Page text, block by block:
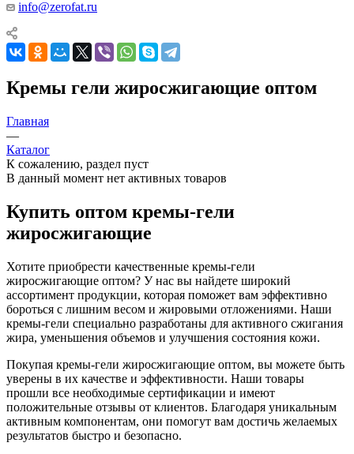
info@zerofat.ru
Кремы гели жиросжигающие оптом
Главная
—
Каталог
К сожалению, раздел пуст
В данный момент нет активных товаров
Купить оптом кремы-гели
жиросжигающие
Хотите приобрести качественные кремы-гели
жиросжигающие оптом? У нас вы найдете широкий
ассортимент продукции, которая поможет вам эффективно
бороться с лишним весом и жировыми отложениями. Наши
кремы-гели специально разработаны для активного сжигания
жира, уменьшения объемов и улучшения состояния кожи.
Покупая кремы-гели жиросжигающие оптом, вы можете быть
уверены в их качестве и эффективности. Наши товары
прошли все необходимые сертификации и имеют
положительные отзывы от клиентов. Благодаря уникальным
активным компонентам, они помогут вам достичь желаемых
результатов быстро и безопасно.